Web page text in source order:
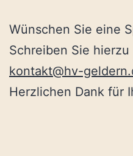
Wünschen Sie eine
Schreiben Sie
kontakt@hv-
Herzlichen Dank für